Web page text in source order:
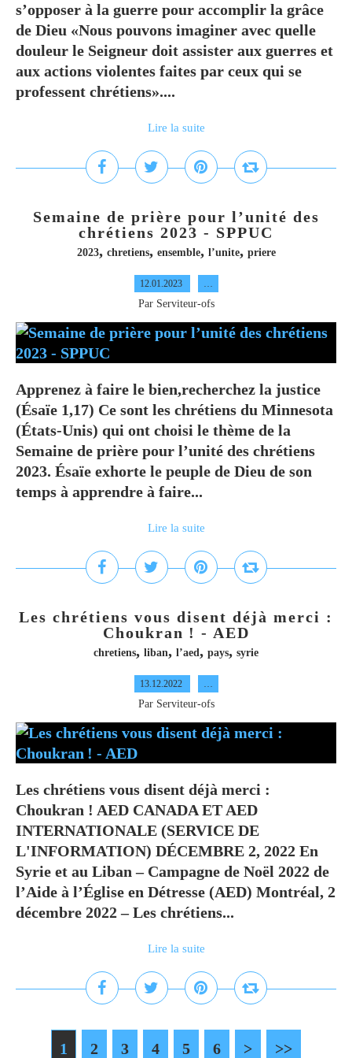
s’opposer à la guerre pour accomplir la grâce
de Dieu «Nous pouvons imaginer avec quelle
douleur le Seigneur doit assister aux guerres et
aux actions violentes faites par ceux qui se
professent chrétiens»....
Lire la suite
Semaine de prière pour l’unité des
chrétiens 2023 - SPPUC
2023, chretiens, ensemble, l’unite, priere
12.01.2023 …
Par Serviteur-ofs
Apprenez à faire le bien,recherchez la justice
(Ésaïe 1,17) Ce sont les chrétiens du Minnesota
(États-Unis) qui ont choisi le thème de la
Semaine de prière pour l’unité des chrétiens
2023. Ésaïe exhorte le peuple de Dieu de son
temps à apprendre à faire...
Lire la suite
Les chrétiens vous disent déjà merci :
Choukran ! - AED
chretiens, liban, l’aed, pays, syrie
13.12.2022 …
Par Serviteur-ofs
Les chrétiens vous disent déjà merci :
Choukran ! AED CANADA ET AED
INTERNATIONALE (SERVICE DE
L'INFORMATION) DÉCEMBRE 2, 2022 En
Syrie et au Liban – Campagne de Noël 2022 de
l’Aide à l’Église en Détresse (AED) Montréal, 2
décembre 2022 – Les chrétiens...
Lire la suite
1 2 3 4 5 6 > >>